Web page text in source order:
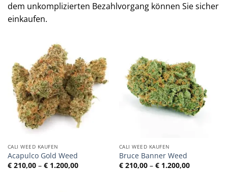
dem unkomplizierten Bezahlvorgang können Sie sicher
einkaufen.
CALI WEED KAUFEN
Acapulco Gold Weed
€210,00 – €1.200,00Preisspanne:
€ 210,00
CALI WEED KAUFEN
Bruce Banner Weed
€210,00 – €1.200,00
€ 210,00